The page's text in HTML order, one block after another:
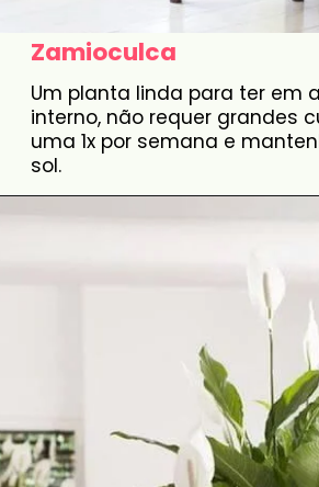
Zamioculca
Um planta linda para ter em
interno, não requer grandes
uma 1x por semana e
sol.